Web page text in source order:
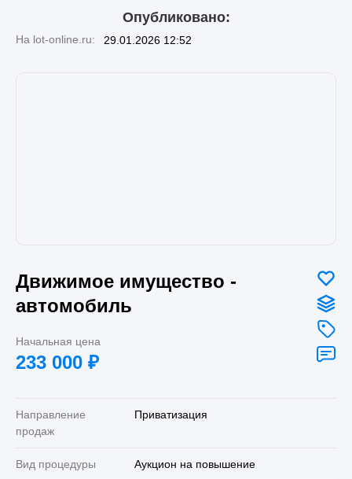
Опубликовано:
На lot-online.ru: 29.01.2026 12:52
Движимое имущество -
автомобиль
Начальная цена
233 000 ₽
Направление
продаж
Приватизация
Вид процедуры Аукцион на повышение